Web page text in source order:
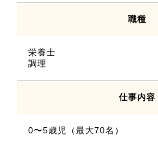
職種
栄養士
調理
仕事内容
0〜5歳児（最大70名）